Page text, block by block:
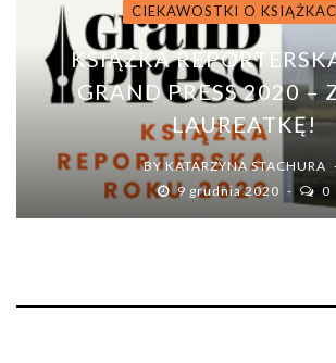
CIEKAWOSTKI O
KSIĄŻKA
GRAND PRESS 2020 –
LAUREATKĘ!
BY KATARZYNA STACHURA
9 grudnia 2020
0